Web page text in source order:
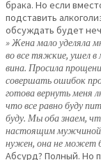
брака. Но если
подставить
обсуждать будет
» Жена мало уделяла
во все тяжкие, ушел в
вина. Просила
совершать ошибок
готова вернуть меня
что все равно буду
буду. Мы оба знаем,
настоящим
нужен, она не может
Абсурд? Полный. Но